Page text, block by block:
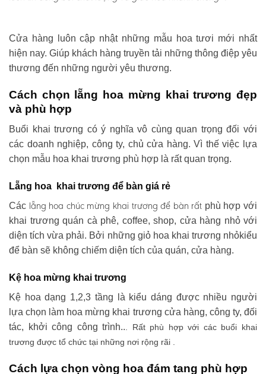
Cửa hàng luôn cập nhật những mẫu hoa tươi mới nhất
hiện nay. Giúp khách hàng truyền tải những thông điệp yêu
thương đến những người yêu thương.
Cách chọn lẵng hoa mừng khai trương đẹp
và phù hợp
Buổi khai trương có ý nghĩa vô cùng quan trọng đối với
các doanh nghiệp, công ty, chủ cửa hàng. Vì thế việc lựa
chọn mẫu hoa khai trương phù hợp là rất quan trọng.
Lẵng hoa khai trương để bàn giá rẻ
Các lẵng hoa chúc mừng khai trương để bàn rất phù hợp với
khai trương quán cà phê, coffee, shop, cửa hàng nhỏ với
diện tích vừa phải. Bởi những giỏ hoa khai trương nhỏkiểu
để bàn sẽ không chiếm diện tích của quán, cửa hàng.
Kệ hoa mừng khai trương
Kệ hoa dạng 1,2,3 tầng là kiểu dáng được nhiều người
lựa chọn làm hoa mừng khai trương cửa hàng, công ty, đối
tác, khởi công công trình.. . Rất phù hợp với các buổi khai
trương được tổ chức tại những nơi rộng rãi .
Cách lựa chọn vòng hoa đám tang phù hợp